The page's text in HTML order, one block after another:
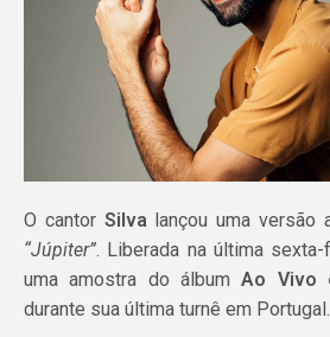
O cantor Silvalançou uma versão
“Júpiter”. Liberada na última
uma amostra do álbumAo Vivo
durante sua última turnê em Portugal.